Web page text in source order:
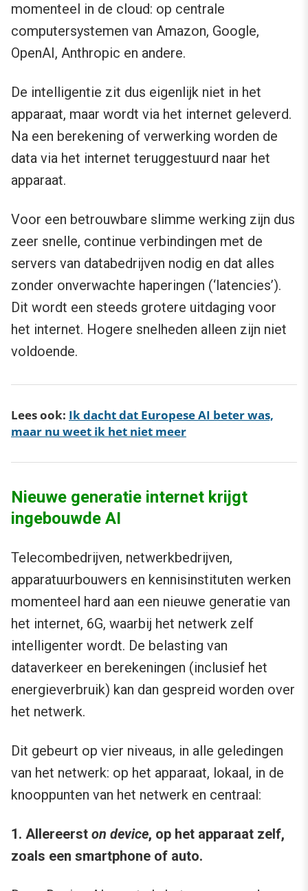
momenteel in de cloud: op centrale
computersystemen van Amazon, Google,
OpenAI, Anthropic en andere.
De intelligentie zit dus eigenlijk niet in het
apparaat, maar wordt via het internet geleverd.
Na een berekening of verwerking worden de
data via het internet teruggestuurd naar het
apparaat.
Voor een betrouwbare slimme werking zijn dus
zeer snelle, continue verbindingen met de
servers van databedrijven nodig en dat alles
zonder onverwachte haperingen (‘latencies’).
Dit wordt een steeds grotere uitdaging voor
het internet. Hogere snelheden alleen zijn niet
voldoende.
Lees ook: Ik dacht dat Europese AI beter was,
maar nu weet ik het niet meer
Nieuwe generatie internet krijgt
ingebouwde AI
Telecombedrijven, netwerkbedrijven,
apparatuurbouwers en kennisinstituten werken
momenteel hard aan een nieuwe generatie van
het internet, 6G, waarbij het netwerk zelf
intelligenter wordt. De belasting van
dataverkeer en berekeningen (inclusief het
energieverbruik) kan dan gespreid worden over
het netwerk.
Dit gebeurt op vier niveaus, in alle geledingen
van het netwerk: op het apparaat, lokaal, in de
knooppunten van het netwerk en centraal:
1. Allereerst on device, op het apparaat zelf,
zoals een smartphone of auto.